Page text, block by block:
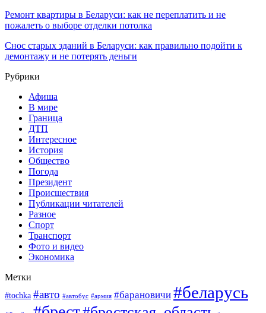
Ремонт квартиры в Беларуси: как не переплатить и не
пожалеть о выборе отделки потолка
Снос старых зданий в Беларуси: как правильно подойти к
демонтажу и не потерять деньги
Рубрики
Афиша
В мире
Граница
ДТП
Интересное
История
Общество
Погода
Президент
Происшествия
Публикации читателей
Разное
Спорт
Транспорт
Фото и видео
Экономика
Метки
#tochka #авто #автобус #армия #барановичи #беларусь